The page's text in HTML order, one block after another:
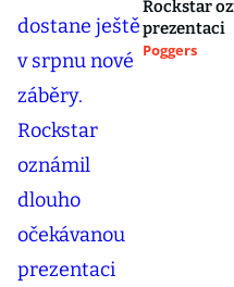
Rockstar
prezentaci
Poggers